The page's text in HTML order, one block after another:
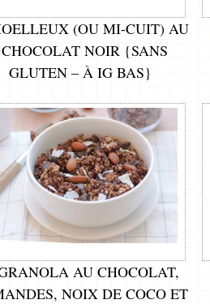
(OU MI-CUIT) AU
CHOCOLAT NOIR {SANS
GLUTEN – À IG BAS}
AU CHOCOLAT,
NOIX DE COCO ET